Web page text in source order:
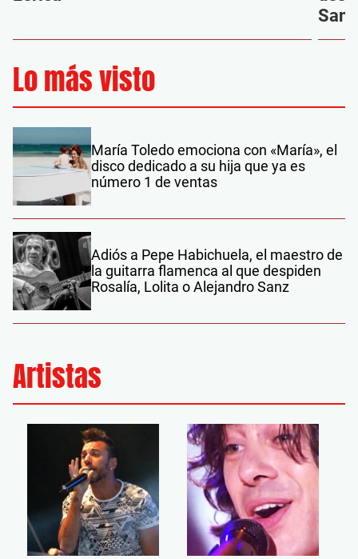
Sanz
Lo más visto
María Toledo emociona con «María», el
disco dedicado a su hija que ya es
número 1 de ventas
Adiós a Pepe Habichuela, el maestro de
la guitarra flamenca al que despiden
Rosalía, Lolita o Alejandro Sanz
Artistas